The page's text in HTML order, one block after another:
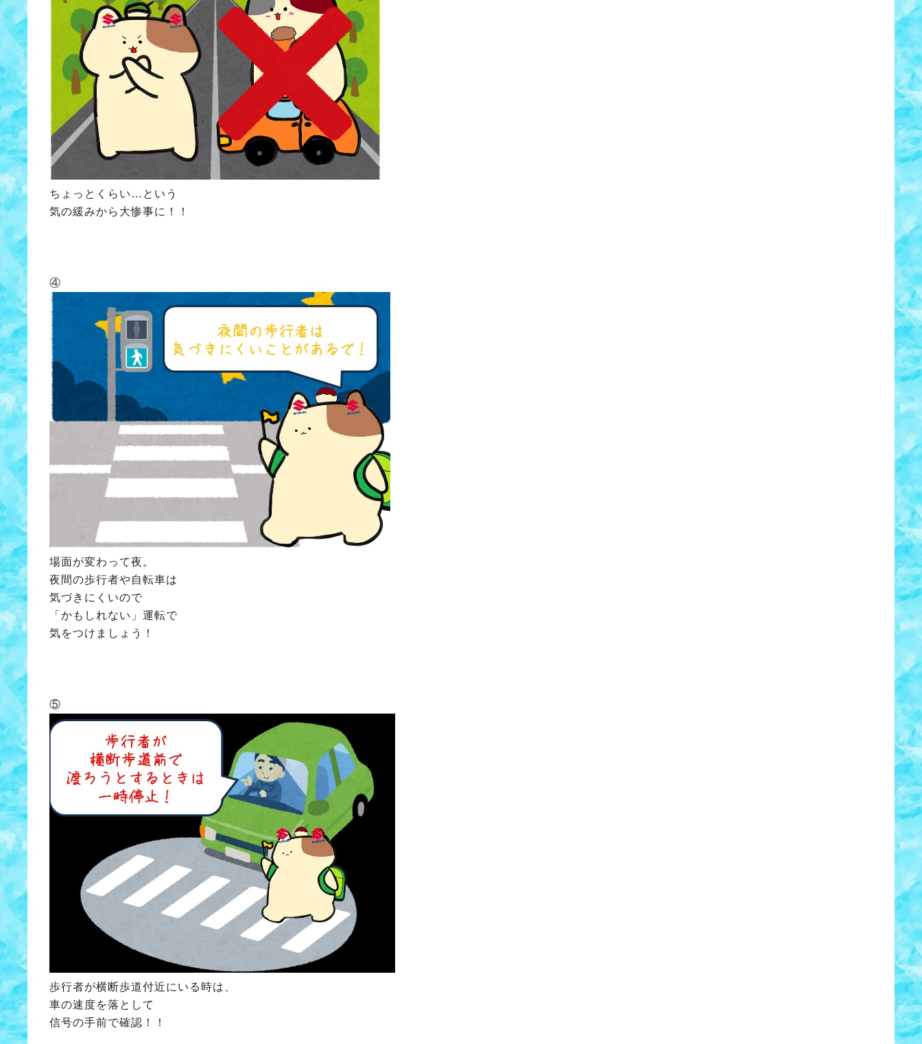
ちょっとくらい…という
気の緩みから大惨事に！！
④
場面が変わって夜。
夜間の歩行者や自転車は
気づきにくいので
「かもしれない」運転で
気をつけましょう！
⑤
歩行者が横断歩道付近にいる時は、
車の速度を落として
信号の手前で確認！！